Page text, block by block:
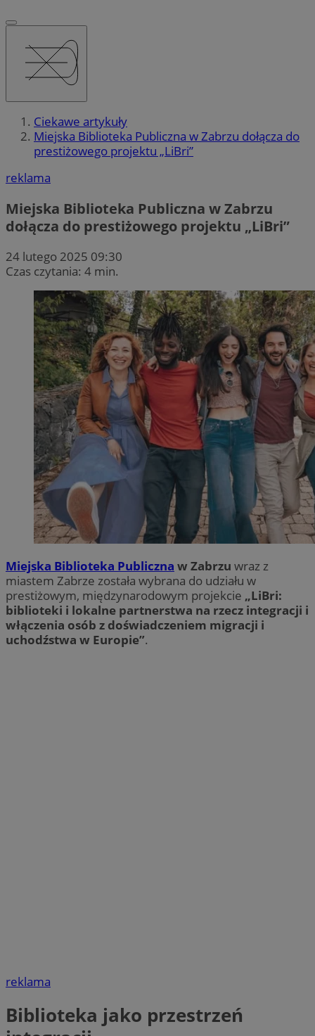
Ciekawe artykuły
Miejska Biblioteka Publiczna w Zabrzu dołącza do
prestiżowego projektu „LiBri”
reklama
Miejska Biblioteka Publiczna w Zabrzu
dołącza do prestiżowego projektu „LiBri”
24 lutego 2025 09:30
Czas czytania: 4 min.
Miejska Biblioteka Publiczna w Zabrzu wraz z
miastem Zabrze została wybrana do udziału w
prestiżowym, międzynarodowym projekcie „LiBri:
biblioteki i lokalne partnerstwa na rzecz integracji i
włączenia osób z doświadczeniem migracji i
uchodźstwa w Europie”.
reklama
Biblioteka jako przestrzeń